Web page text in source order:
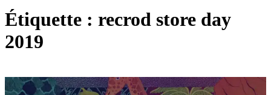
Étiquette : recrod store day
2019